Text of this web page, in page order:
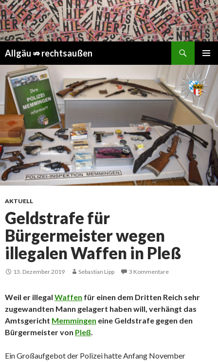
Allgäu ⇏ rechtsaußen
MENÜ
Springe
zum
Inhalt
AKTUELL
Geldstrafe für
Bürgermeister wegen
illegalen Waffen in Pleß
13. Dezember 2019 Sebastian Lipp 3 Kommentare
Weil er illegal Waffen für einen dem Dritten Reich sehr
zugewandten Mann gelagert haben will, verhängt das
Amtsgericht Memmingen eine Geldstrafe gegen den
Bürgermeister von Pleß.
Ein Großaufgebot der Polizei hatte Anfang November